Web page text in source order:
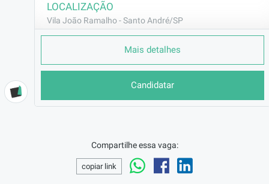
LOCALIZAÇÃO
Vila João Ramalho - Santo André/SP
REMUNERAÇÃO
VAGA AFIRMATIVA
Construção Civil
BENEFÍCIOS
Candidatar
Mais detalhes
Compartilhe essa vaga:
copiar link